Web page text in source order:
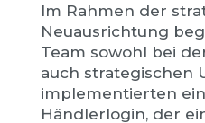
Im Rahmen der
Neuausrichtung
Team sowohl bei
auch strategischen
implementierten
Händlerlogin, der